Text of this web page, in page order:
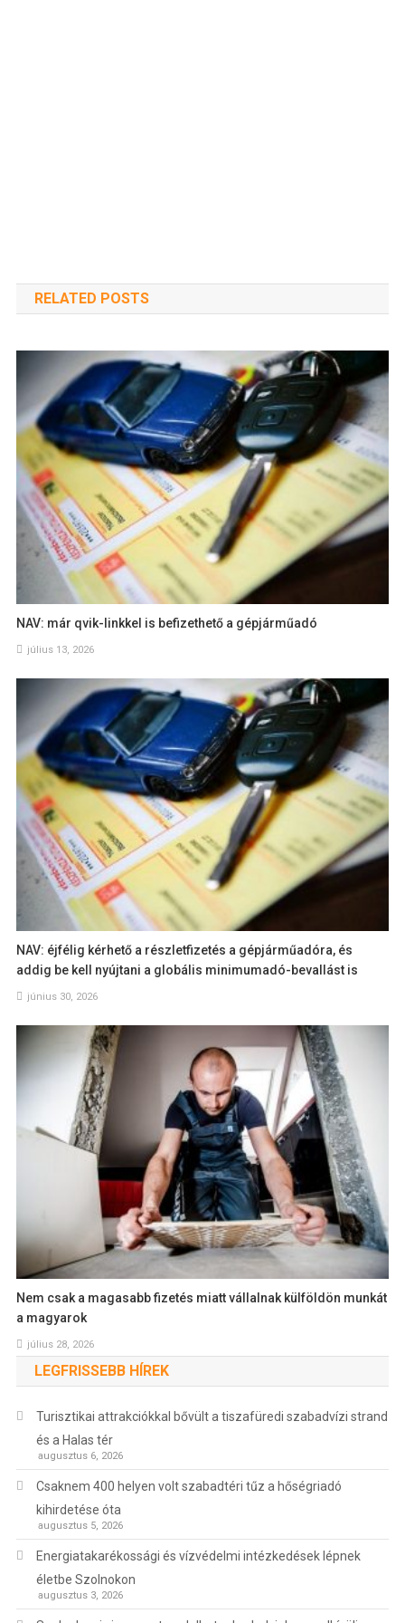
RELATED POSTS
NAV: már qvik-linkkel is befizethető a gépjárműadó
július 13, 2026
NAV: éjfélig kérhető a részletfizetés a gépjárműadóra, és
addig be kell nyújtani a globális minimumadó-bevallást is
június 30, 2026
Nem csak a magasabb fizetés miatt vállalnak külföldön munkát
a magyarok
július 28, 2026
LEGFRISSEBB HÍREK
Turisztikai attrakciókkal bővült a tiszafüredi szabadvízi strand
és a Halas tér
augusztus 6, 2026
Csaknem 400 helyen volt szabadtéri tűz a hőségriadó
kihirdetése óta
augusztus 5, 2026
Energiatakarékossági és vízvédelmi intézkedések lépnek
életbe Szolnokon
augusztus 3, 2026